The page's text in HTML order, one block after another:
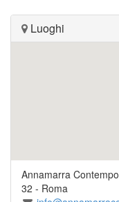
Luoghi
Annamarra
32 - Roma